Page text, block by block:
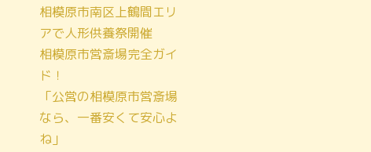
相模原市南区上鶴間エリ
アで人形供養祭開催
相模原市営斎場完全ガイ
ド！
「公営の相模原市営斎場
なら、一番安くて安心よ
ね」